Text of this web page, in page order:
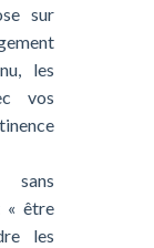
sur
les
vos
sans
« être
les